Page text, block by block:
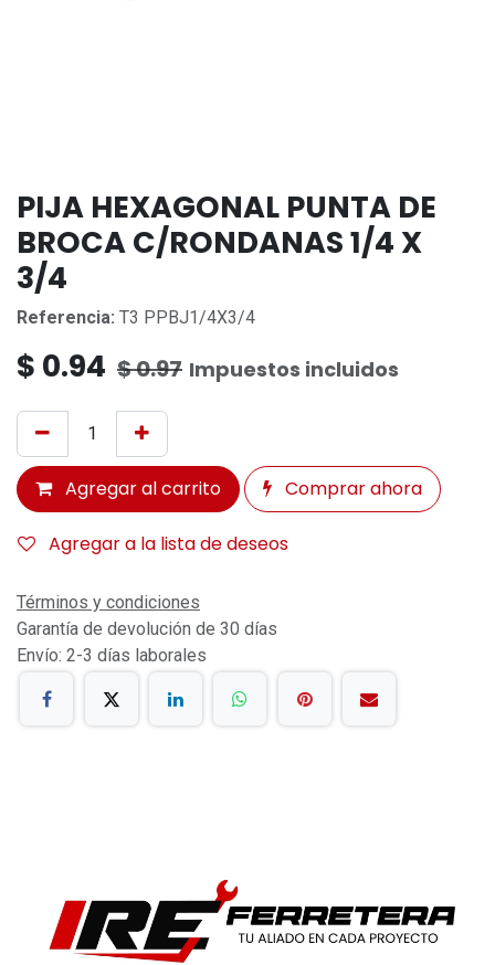
PIJA HEXAGONAL PUNTA DE
BROCA C/RONDANAS 1/4 X
3/4
Referencia: T3 PPBJ1/4X3/4
$ 0.94 $0.97 Impuestos incluidos
Agregar al carrito Comprar ahora
Agregar a la lista de deseos
Términos y condiciones
Garantía de devolución de 30 días
Envío: 2-3 días laborales